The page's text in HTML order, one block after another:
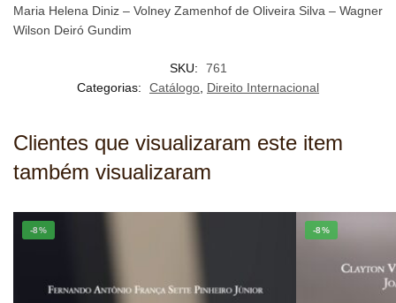
Maria Helena Diniz – Volney Zamenhof de Oliveira Silva – Wagner
Wilson Deiró Gundim
SKU:
761
Categorias:
Catálogo, Direito Internacional
Clientes que visualizaram este item
também visualizaram
-8% -8%